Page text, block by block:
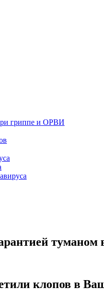
гриппе и ОРВИ
туманом
клопов в